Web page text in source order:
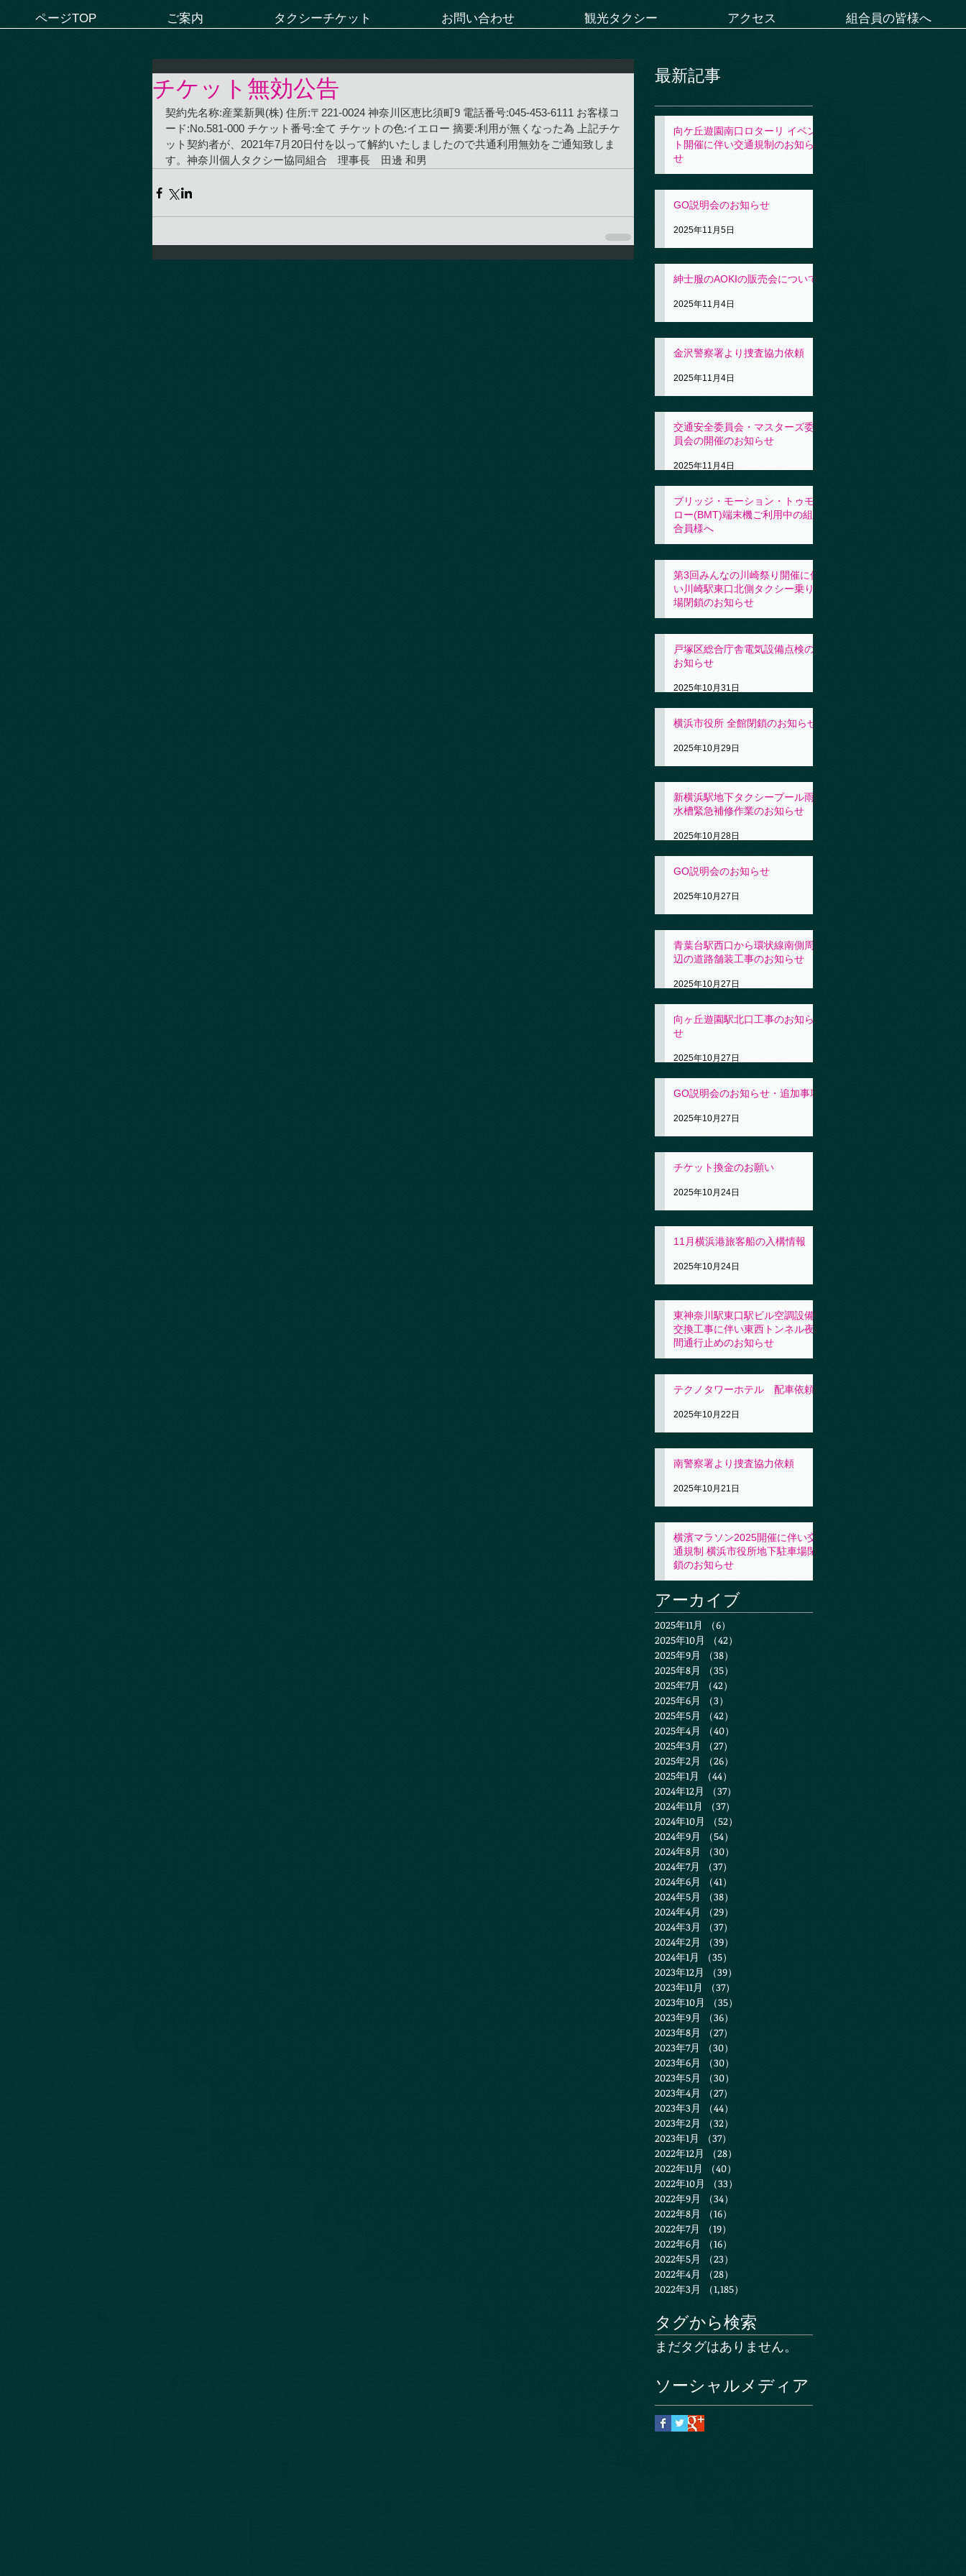
ページTOP ご案内 タクシーチケット お問い合わせ 観光タクシー アクセス 組合員の皆様へ
チケット無効公告
契約先名称:産業新興(株) 住所:〒221-0024 神奈川区恵比須町9 電話番号:045-453-6111 お客様コ
ード:No.581-000 チケット番号:全て チケットの色:イエロー 摘要:利用が無くなった為 上記チケ
ット契約者が、2021年7月20日付を以って解約いたしましたので共通利用無効をご通知致しま
す。神奈川個人タクシー協同組合　理事長　田邊 和男
最新記事
向ケ丘遊園南口ロターリ イベン
ト開催に伴い交通規制のお知ら
せ
GO説明会のお知らせ
2025年11月5日
紳士服のAOKIの販売会について
2025年11月4日
金沢警察署より捜査協力依頼
2025年11月4日
交通安全委員会・マスターズ委
員会の開催のお知らせ
2025年11月4日
ブリッジ・モーション・トゥモ
ロー(BMT)端末機ご利用中の組
合員様へ
第3回みんなの川崎祭り開催に伴
い川崎駅東口北側タクシー乗り
場閉鎖のお知らせ
戸塚区総合庁舎電気設備点検の
お知らせ
2025年10月31日
横浜市役所 全館閉鎖のお知らせ
2025年10月29日
新横浜駅地下タクシープール雨
水槽緊急補修作業のお知らせ
2025年10月28日
GO説明会のお知らせ
2025年10月27日
青葉台駅西口から環状線南側周
辺の道路舗装工事のお知らせ
2025年10月27日
向ヶ丘遊園駅北口工事のお知ら
せ
2025年10月27日
GO説明会のお知らせ・追加事項
2025年10月27日
チケット換金のお願い
2025年10月24日
11月横浜港旅客船の入構情報
2025年10月24日
東神奈川駅東口駅ビル空調設備
交換工事に伴い東西トンネル夜
間通行止めのお知らせ
テクノタワーホテル 配車依頼
2025年10月22日
南警察署より捜査協力依頼
2025年10月21日
横濱マラソン2025開催に伴い交
通規制 横浜市役所地下駐車場閉
鎖のお知らせ
アーカイブ
2025年11月 （6）
2025年10月
（42）
2025年9月
（38）
2025年8月
（35）
2025年7月
（42）
2025年6月
（3）
2025年5月
（42）
2025年4月
（40）
2025年3月
（27）
2025年2月
（26）
2025年1月
（44）
2024年12月
（37）
2024年11月
（37）
2024年10月
（52）
2024年9月
（54）
2024年8月
（30）
2024年7月
（37）
2024年6月
（41）
2024年5月
（38）
2024年4月
（29）
2024年3月
（37）
2024年2月
（39）
2024年1月
（35）
2023年12月
（39）
2023年11月
（37）
2023年10月
（35）
2023年9月
（36）
2023年8月
（27）
2023年7月
（30）
2023年6月
（30）
2023年5月
（30）
2023年4月
（27）
2023年3月
（44）
2023年2月
（32）
2023年1月
（37）
2022年12月
（28）
2022年11月
（40）
2022年10月
（33）
2022年9月
（34）
2022年8月
（16）
2022年7月
（19）
2022年6月
（16）
2022年5月
（23）
2022年4月
（28）
2022年3月
（1,185）
タグから検索
まだタグはありません。
ソーシャルメディア